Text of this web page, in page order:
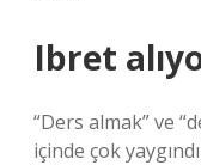
Ibret
“Ders almak” ve
içinde çok